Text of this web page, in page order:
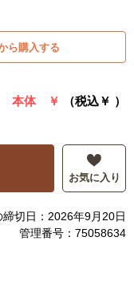
ら購入する
本体 ￥ （税込￥ ）
お気に入り
切日：2026年9月20日
管理番号：75058634